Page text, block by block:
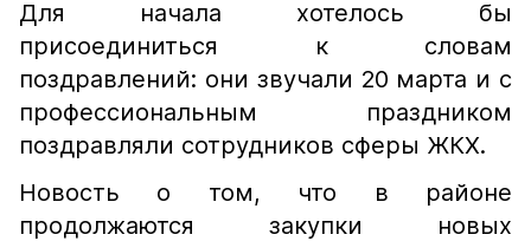
Для начала хотелось бы
присоединиться к словам
поздравлений: они звучали 20 марта и с
профессиональным праздником
поздравляли сотрудников сферы ЖКХ.
Новость о том, что в районе
продолжаются закупки новых